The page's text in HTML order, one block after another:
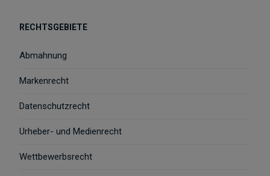
RECHTSGEBIETE
Abmahnung
Markenrecht
Datenschutzrecht
Urheber- und Medienrecht
Wettbewerbsrecht